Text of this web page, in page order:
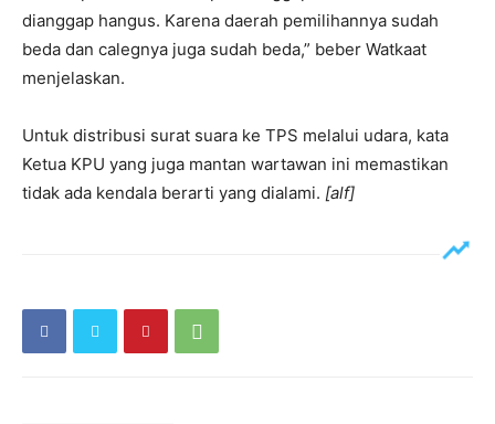
dianggap hangus. Karena daerah pemilihannya sudah
beda dan calegnya juga sudah beda,” beber Watkaat
menjelaskan.
Untuk distribusi surat suara ke TPS melalui udara, kata
Ketua KPU yang juga mantan wartawan ini memastikan
tidak ada kendala berarti yang dialami. [alf]